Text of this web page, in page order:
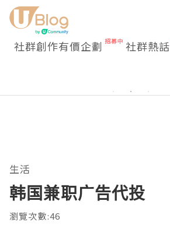
社群創作有價企劃 社群熱話
生活
韩国兼职广告代投
瀏覽次數:46